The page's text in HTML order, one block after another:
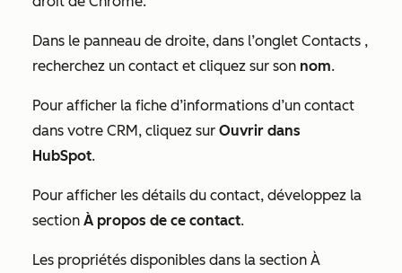
Dans le panneau de droite, dans l’onglet Contacts ,
recherchez un contact et cliquez sur son nom.
Pour afficher la fiche d’informations d’un contact
dans votre CRM, cliquez sur Ouvrir dans
HubSpot.
Pour afficher les détails du contact, développez la
section À propos de ce contact.
Les propriétés disponibles dans la section À